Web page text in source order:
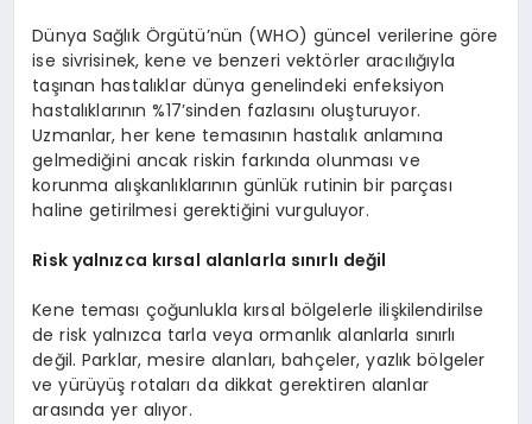
Dünya Sağlık Örgütü’nün (WHO) güncel verilerine göre
ise sivrisinek, kene ve benzeri vektörler aracılığıyla
taşınan hastalıklar dünya genelindeki enfeksiyon
hastalıklarının %17’sinden fazlasını oluşturuyor.
Uzmanlar, her kene temasının hastalık anlamına
gelmediğini ancak riskin farkında olunması ve
korunma alışkanlıklarının günlük rutinin bir parçası
haline getirilmesi gerektiğini vurguluyor.
Risk yalnızca kırsal alanlarla sınırlı değil
Kene teması çoğunlukla kırsal bölgelerle ilişkilendirilse
de risk yalnızca tarla veya ormanlık alanlarla sınırlı
değil. Parklar, mesire alanları, bahçeler, yazlık bölgeler
ve yürüyüş rotaları da dikkat gerektiren alanlar
arasında yer alıyor.